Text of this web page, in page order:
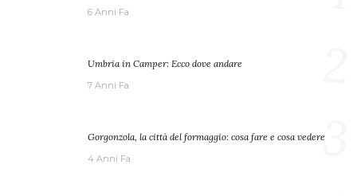
6 Anni Fa
Umbria in Camper: Ecco dove andare
7 Anni Fa
Gorgonzola, la città del formaggio: cosa fare e cosa vedere
4 Anni Fa 3